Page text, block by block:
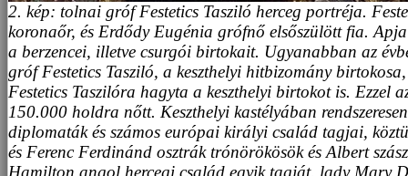
2. kép: tolnai gróf Festetics Tasziló herceg portréja.
koronaőr, és Erdődy Eugénia grófnő elsőszülött fia.
a berzencei, illetve csurgói birtokait. Ugyanabban az
gróf Festetics Tasziló, a keszthelyi hitbizomány
Festetics Taszilóra hagyta a keszthelyi birtokot is. Ezzel
150.000 holdra nőtt. Keszthelyi kastélyában
diplomaták és számos európai királyi család tagjai,
és Ferenc Ferdinánd osztrák trónörökösök és Albert
Hamilton angol hercegi család egyik tagját, lady Mary